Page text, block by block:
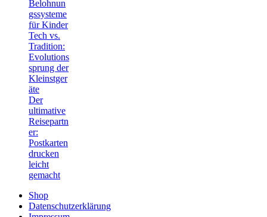
Belohnun
gssysteme
für Kinder
Tech vs.
Tradition:
Evolutions
sprung der
Kleinstger
äte
Der
ultimative
Reisepartn
er:
Postkarten
drucken
leicht
gemacht
Shop
Datenschutzerklärung